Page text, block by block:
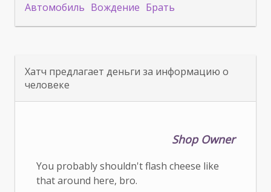
Автомобиль Вождение Брать
Хатч предлагает деньги за информацию о
человеке
Shop Owner
You probably shouldn't flash cheese like
that around here, bro.